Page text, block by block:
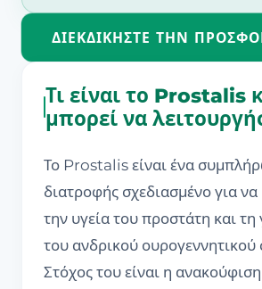
ΔΙΕΚΔΙΚΉΣΤΕ ΤΗΝ
Τι είναι το Prostalis
μπορεί να
Το Prostalis είναι ένα
διατροφής σχεδιασμένο για να
την υγεία του προστάτη και τη
του ανδρικού ουρογεννητικού
Στόχος του είναι η ανακούφιση